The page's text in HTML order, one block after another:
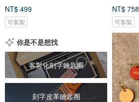
NT$ 499
可客製
NT$ 758
可客製
你是不是想找
客製化刻字鑰匙圈
刻字皮革鑰匙圈